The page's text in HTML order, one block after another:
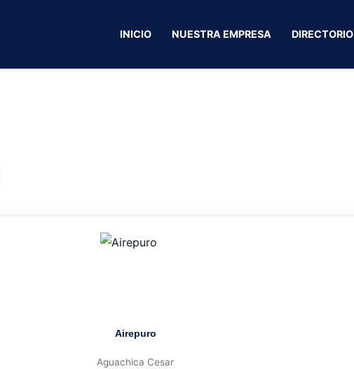
INICIO NUESTRA EMPRESA DIRECTORIO
Droguería Alemana .
Airepuro
Aguachica Cesar